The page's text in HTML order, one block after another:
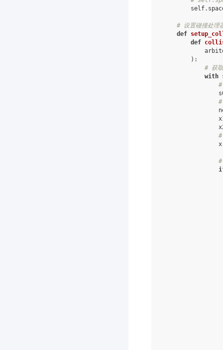
self.
# 设置碰撞处理
def
def
):
# 获
with
#
x
#